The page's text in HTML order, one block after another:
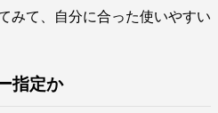
みて、自分に合った使いやすい
指定か